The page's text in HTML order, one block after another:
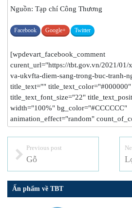
Nguồn: Tạp chí Công Thương
Facebook Google+ Twitter
[wpdevart_facebook_comment
curent_url="https://tbt.gov.vn/2021/
va-ukvfta-diem-sang-trong-buc-tranh-
title_text="" title_text_color="#000000"
title_text_font_size="22"
width="100%" bg_color="#CCCCCC"
animation_effect="random"
Previous post
Gỗ
Ấn phẩm về TBT